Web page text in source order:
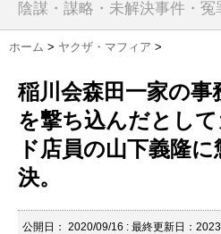
陰謀・謀略・未解決事件・冤
ホーム > ヤクザ・マフィア >
稲川会森田一家の事
を撃ち込んだとし
ド店員の山下義隆
決。
公開日： 2020/09/16 : 最終更新日：